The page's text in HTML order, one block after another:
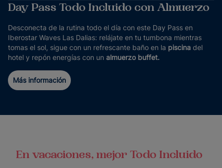
Day Pass Todo Incluido con Almuerzo
Desconecta de la rutina todo el día con este Day Pass en
Iberostar Waves Las Dalias: relájate en tu tumbona mientras
tomas el sol, sigue con un refrescante baño en la piscina del
hotel y repón energías con un almuerzo buffet.
Más información
En vacaciones, mejor Todo Incluido